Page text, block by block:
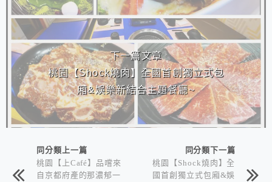
下一篇文章
桃園【Shock燒肉】全國首創獨立式包
廂&娛樂新結合主題餐廳~
同分類上一篇
桃園【上Café】品嚐來
自京都府產的那濃郁一
同分類下一篇
桃園【Shock燒肉】全
國首創獨立式包廂&娛